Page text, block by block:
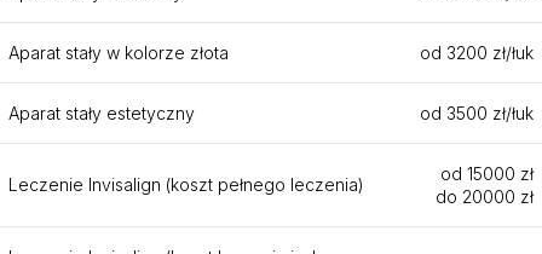
Aparat stały w kolorze złota od 3200 zł/łuk
Aparat stały estetyczny od 3500 zł/łuk
Leczenie Invisalign (koszt pełnego leczenia)
od 15000 zł
do 20000 zł